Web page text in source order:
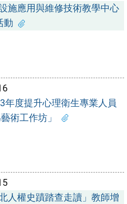
施應用與維修技術教學中心
動
年度提升心理衛生專業人員
術工作坊」
北人權史蹟踏查走讀」教師增